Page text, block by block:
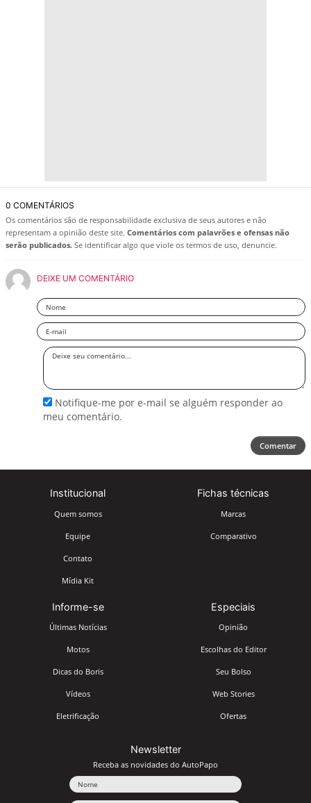
0 COMENTÁRIOS
Os comentários são de responsabilidade exclusiva de seus autores e não
representam a opinião deste site. Comentários com palavrões e ofensas não
serão publicados. Se identificar algo que viole os termos de uso, denuncie.
DEIXE UM COMENTÁRIO
Nome
Email
Deixe
comentário
Notifique-me por e-mail se alguém responder ao
meu comentário.
Comentar
Institucional
Quem somos
Equipe
Contato
Mídia Kit
Fichas técnicas
Marcas
Comparativo
Informe-se
Últimas Notícias
Motos
Dicas do Boris
Vídeos
Eletrificação
Especiais
Opinião
Escolhas do Editor
Seu Bolso
Web Stories
Ofertas
Newsletter
Receba as novidades do AutoPapo